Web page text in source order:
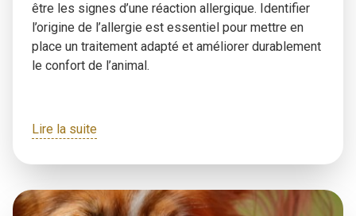
être les signes d’une réaction allergique. Identifier
l’origine de l’allergie est essentiel pour mettre en
place un traitement adapté et améliorer durablement
le confort de l’animal.
Lire la suite